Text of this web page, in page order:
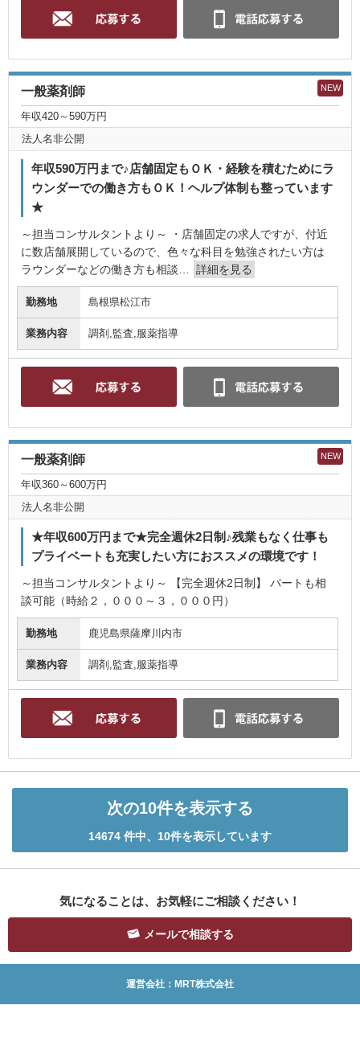
NEW
一般薬剤師
年収420～590万円
法人名非公開
年収590万円まで♪店舗固定もＯＫ・経験を積むためにラ
ウンダーでの働き方もＯＫ！ヘルプ体制も整っています
★
～担当コンサルタントより～ ・店舗固定の求人ですが、付近
に数店舗展開しているので、色々な科目を勉強されたい方は
ラウンダーなどの働き方も相談…
詳細を見る
勤務地 島根県松江市
業務内容 調剤,監査,服薬指導
NEW
一般薬剤師
年収360～600万円
法人名非公開
★年収600万円まで★完全週休2日制♪残業もなく仕事も
プライベートも充実したい方におススメの環境です！
～担当コンサルタントより～ 【完全週休2日制】 パートも相
談可能（時給２，０００～３，０００円）
勤務地 鹿児島県薩摩川内市
業務内容 調剤,監査,服薬指導
次の10件を表示する
14674 件中、10件を表示しています
気になることは、お気軽にご相談ください！
メールで相談する
運営会社：MRT株式会社